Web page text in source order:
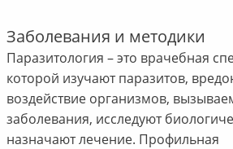
Заболевания и методики
Паразитология – это врачебная
которой изучают паразитов,
воздействие организмов,
заболевания, исследуют
назначают лечение. Профильная